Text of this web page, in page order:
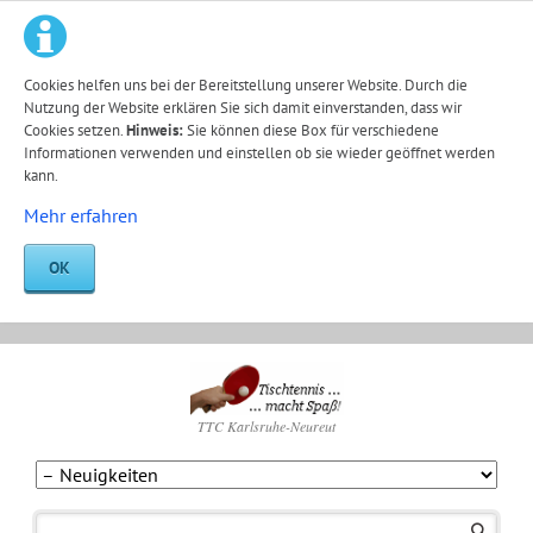
Cookies helfen uns bei der Bereitstellung unserer Website. Durch die
Nutzung der Website erklären Sie sich damit einverstanden, dass wir
Cookies setzen.Hinweis:Sie können diese Box für verschiedene
Informationen verwenden und einstellen ob sie wieder geöffnet werden
kann.
Mehr erfahren
OK
TTC Karlsruhe-Neureut